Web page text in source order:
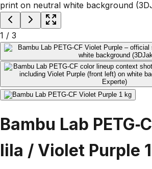
1 / 3
Bambu Lab
lila / Violet Purple